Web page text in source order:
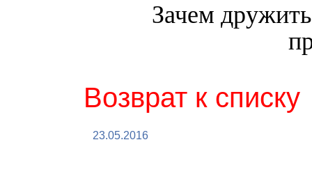
Зачем
Возврат к списку
23.05.2016